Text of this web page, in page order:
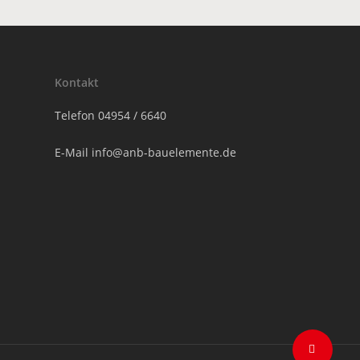
Kontakt
Telefon 04954 / 6640
E-Mail info@anb-bauelemente.de